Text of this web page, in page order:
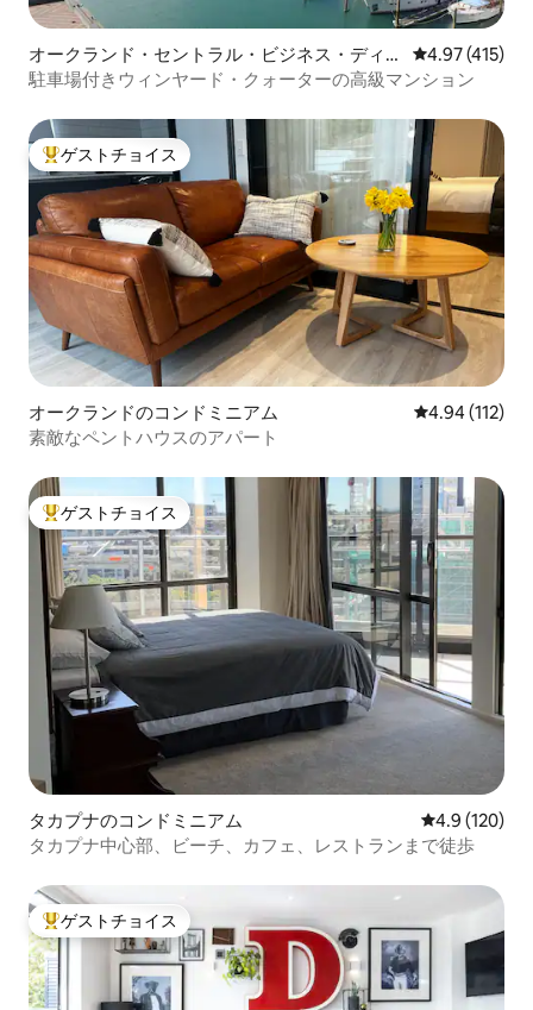
オークランド・セントラル・ビジネス・ディス
トリクトのコンドミニアム
レビュー415
4.97 (415)
駐車場付きウィンヤード・クォーターの高級マンション
大好評のゲストチョイスです。
ゲストチョイス
オークランドのコンドミニアム レビュー112
4.94 (112)
素敵なペントハウスのアパート
大好評のゲストチョイスです。
ゲストチョイス
タカプナのコンドミニアム レビュー120
4.9 (120)
タカプナ中心部、ビーチ、カフェ、レストランまで徒歩
大好評のゲストチョイスです。
ゲストチョイス